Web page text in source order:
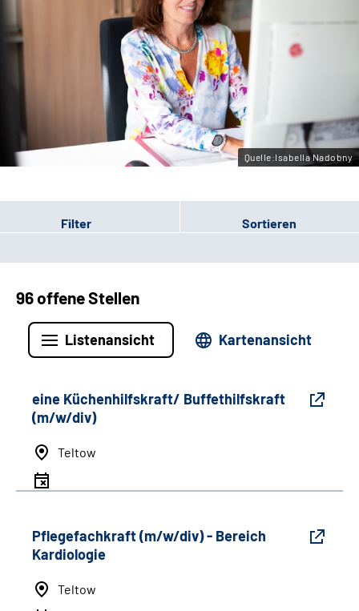
Erweiterte Suche
Gebärdensprache
Leichte Sprache
Quelle:Isabella Nadobny
Filter Sortieren
96 offene Stellen
Listenansicht Kartenansicht
eine Küchenhilfskraft/ Buffethilfskraft
(m/w/div)
Teltow
Pflegefachkraft (m/w/div) - Bereich
Kardiologie
Teltow